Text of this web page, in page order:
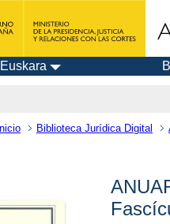
Euskara
Inicio Biblioteca Jurídica Digital